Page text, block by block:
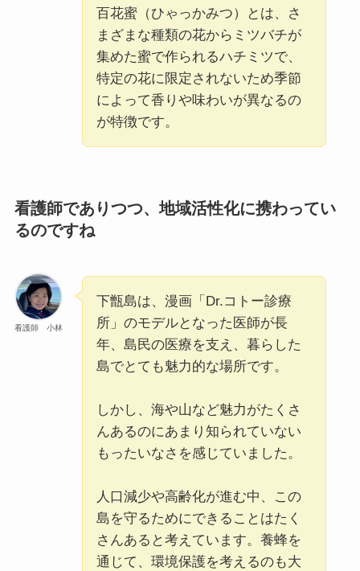
百花蜜（ひゃっかみつ）とは、さ
まざまな種類の花からミツバチが
集めた蜜で作られるハチミツで、
特定の花に限定されないため季節
によって香りや味わいが異なるの
が特徴です。
看護師でありつつ、地域活性化に携わってい
るのですね
看護師 小林
下甑島は、漫画「Dr.コトー診療
所」のモデルとなった医師が長
年、島民の医療を支え、暮らした
島でとても魅力的な場所です。
しかし、海や山など魅力がたくさ
んあるのにあまり知られていない
もったいなさを感じていました。
人口減少や高齢化が進む中、この
島を守るためにできることはたく
さんあると考えています。養蜂を
通じて、環境保護を考えるのも大